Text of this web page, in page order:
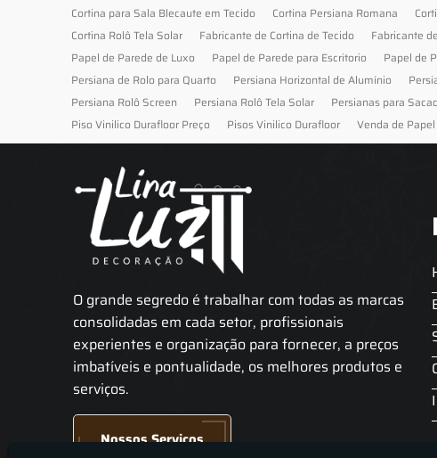
Cortina para Sala Blecaute em Tecido
Cortina Persiana Romana
Cortina Rolô Tela Solar
Fabricante de Cortina de Tecido Fabricante
Papel de Parede de Luxo
Papel de Parede para Escritorio Papel de
Persiana de Rolo para Quarto
Persiana Horizontal de Alumínio
Persiana Rolô Screen
Persiana Rolô Tela Solar Persianas para
Piso Vinilico Durafloor Preço
Pisos Vinilico Durafloor Venda de
O grande segredo é trabalhar com todas as marcas
consolidadas em cada setor, profissionais
experientes e organização para fornecer, a preços
imbatíveis e pontualidade, os melhores produtos e
serviços.
Nossos Serviços